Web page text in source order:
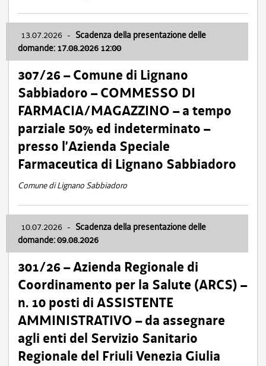
13.07.2026 - Scadenza della presentazione delle
domande: 17.08.2026 12:00
307/26 – Comune di Lignano
Sabbiadoro – COMMESSO DI
FARMACIA/MAGAZZINO – a tempo
parziale 50% ed indeterminato –
presso l’Azienda Speciale
Farmaceutica di Lignano Sabbiadoro
Comune di Lignano Sabbiadoro
10.07.2026 - Scadenza della presentazione delle
domande: 09.08.2026
301/26 – Azienda Regionale di
Coordinamento per la Salute (ARCS) –
n. 10 posti di ASSISTENTE
AMMINISTRATIVO – da assegnare
agli enti del Servizio Sanitario
Regionale del Friuli Venezia Giulia